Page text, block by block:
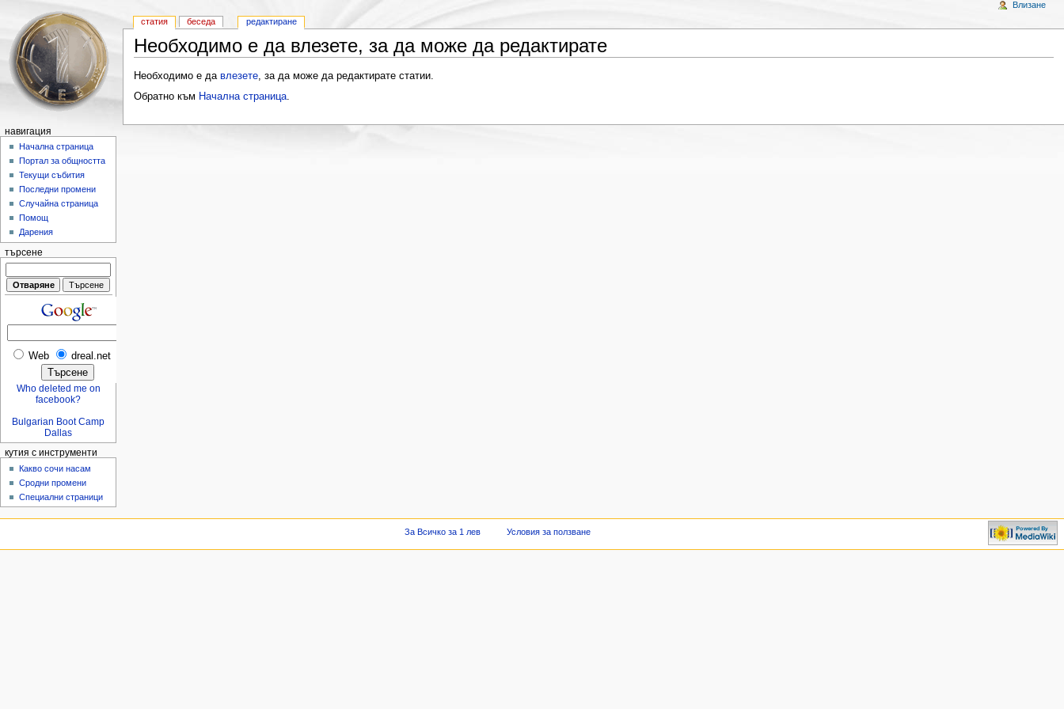
Необходимо е да влезете, за да може да редактирате
Необходимо е да влезете, за да може да редактирате статии.
Обратно към Начална страница.
статия беседа редактиране
Влизане
навигация
Начална страница
Портал за общността
Текущи събития
Последни промени
Случайна страница
Помощ
Дарения
търсене
Web dreal.net
Who deleted me on
facebook?
Bulgarian Boot Camp
Dallas
кутия с инструменти
Какво сочи насам
Сродни промени
Специални страници
За Всичко за 1 лев Условия за ползване